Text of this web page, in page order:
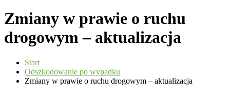
Zmiany w prawie o ruchu
drogowym – aktualizacja
Start
Odszkodowanie po wypadku
Zmiany w prawie o ruchu drogowym – aktualizacja